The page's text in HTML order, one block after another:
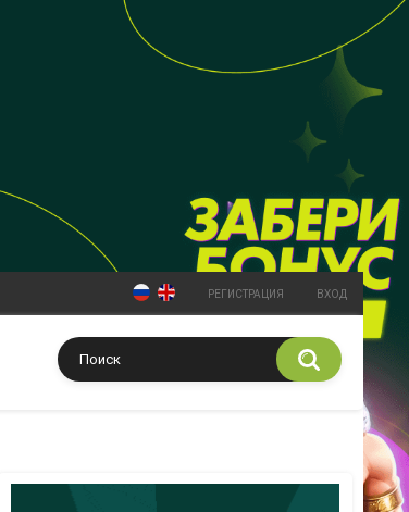
РЕГИСТРАЦИЯ ВХОД